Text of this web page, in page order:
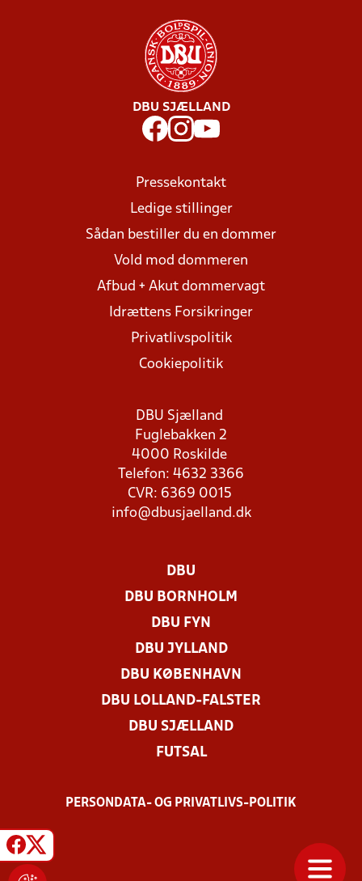
DBU SJÆLLAND
Pressekontakt
Ledige stillinger
Sådan bestiller du en dommer
Vold mod dommeren
Afbud + Akut dommervagt
Idrættens Forsikringer
Privatlivspolitik
Cookiepolitik
DBU Sjælland
Fuglebakken 2
4000 Roskilde
Telefon: 4632 3366
CVR: 6369 0015
info@dbusjaelland.dk
DBU
DBU BORNHOLM
DBU FYN
DBU JYLLAND
DBU KØBENHAVN
DBU LOLLAND-FALSTER
DBU SJÆLLAND
FUTSAL
PERSONDATA- OG PRIVATLIVS-POLITIK